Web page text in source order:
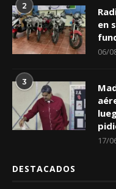
2
en
06/
3
17/
DESTACADOS